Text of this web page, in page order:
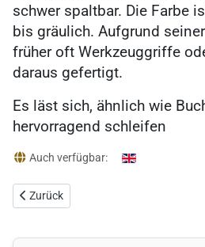
schwer spaltbar. Die Farbe
bis gräulich. Aufgrund
früher oft Werkzeuggriffe
daraus gefertigt.
Es läst sich, ähnlich wie
hervorragend schleifen
DetailsAuch verfügbar:
Vorheriger Beitrag: Essigbaum
Zurück